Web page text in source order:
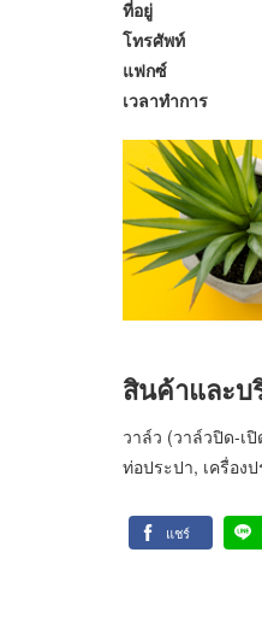
ที่อยู่
โทรศัพท์
แฟกซ์
เวลาทำการ
สินค้าและบ
วาล์ว (วาล์วปิด-เ
ท่อประปา, เครื่อ
แชร์